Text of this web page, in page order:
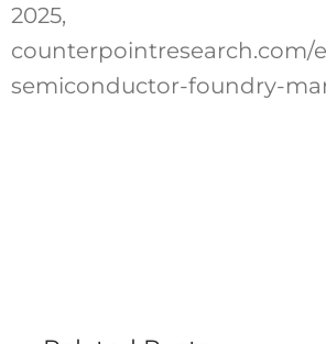
2025,
counterpointresearch.com/
semiconductor-foundry-